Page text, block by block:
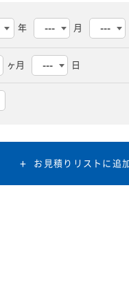
年 月
ヶ月 日
お見積りリストに追